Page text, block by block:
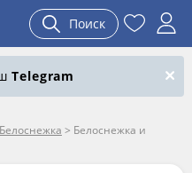
Поиск
Telegram
Белоснежка > Белоснежка и